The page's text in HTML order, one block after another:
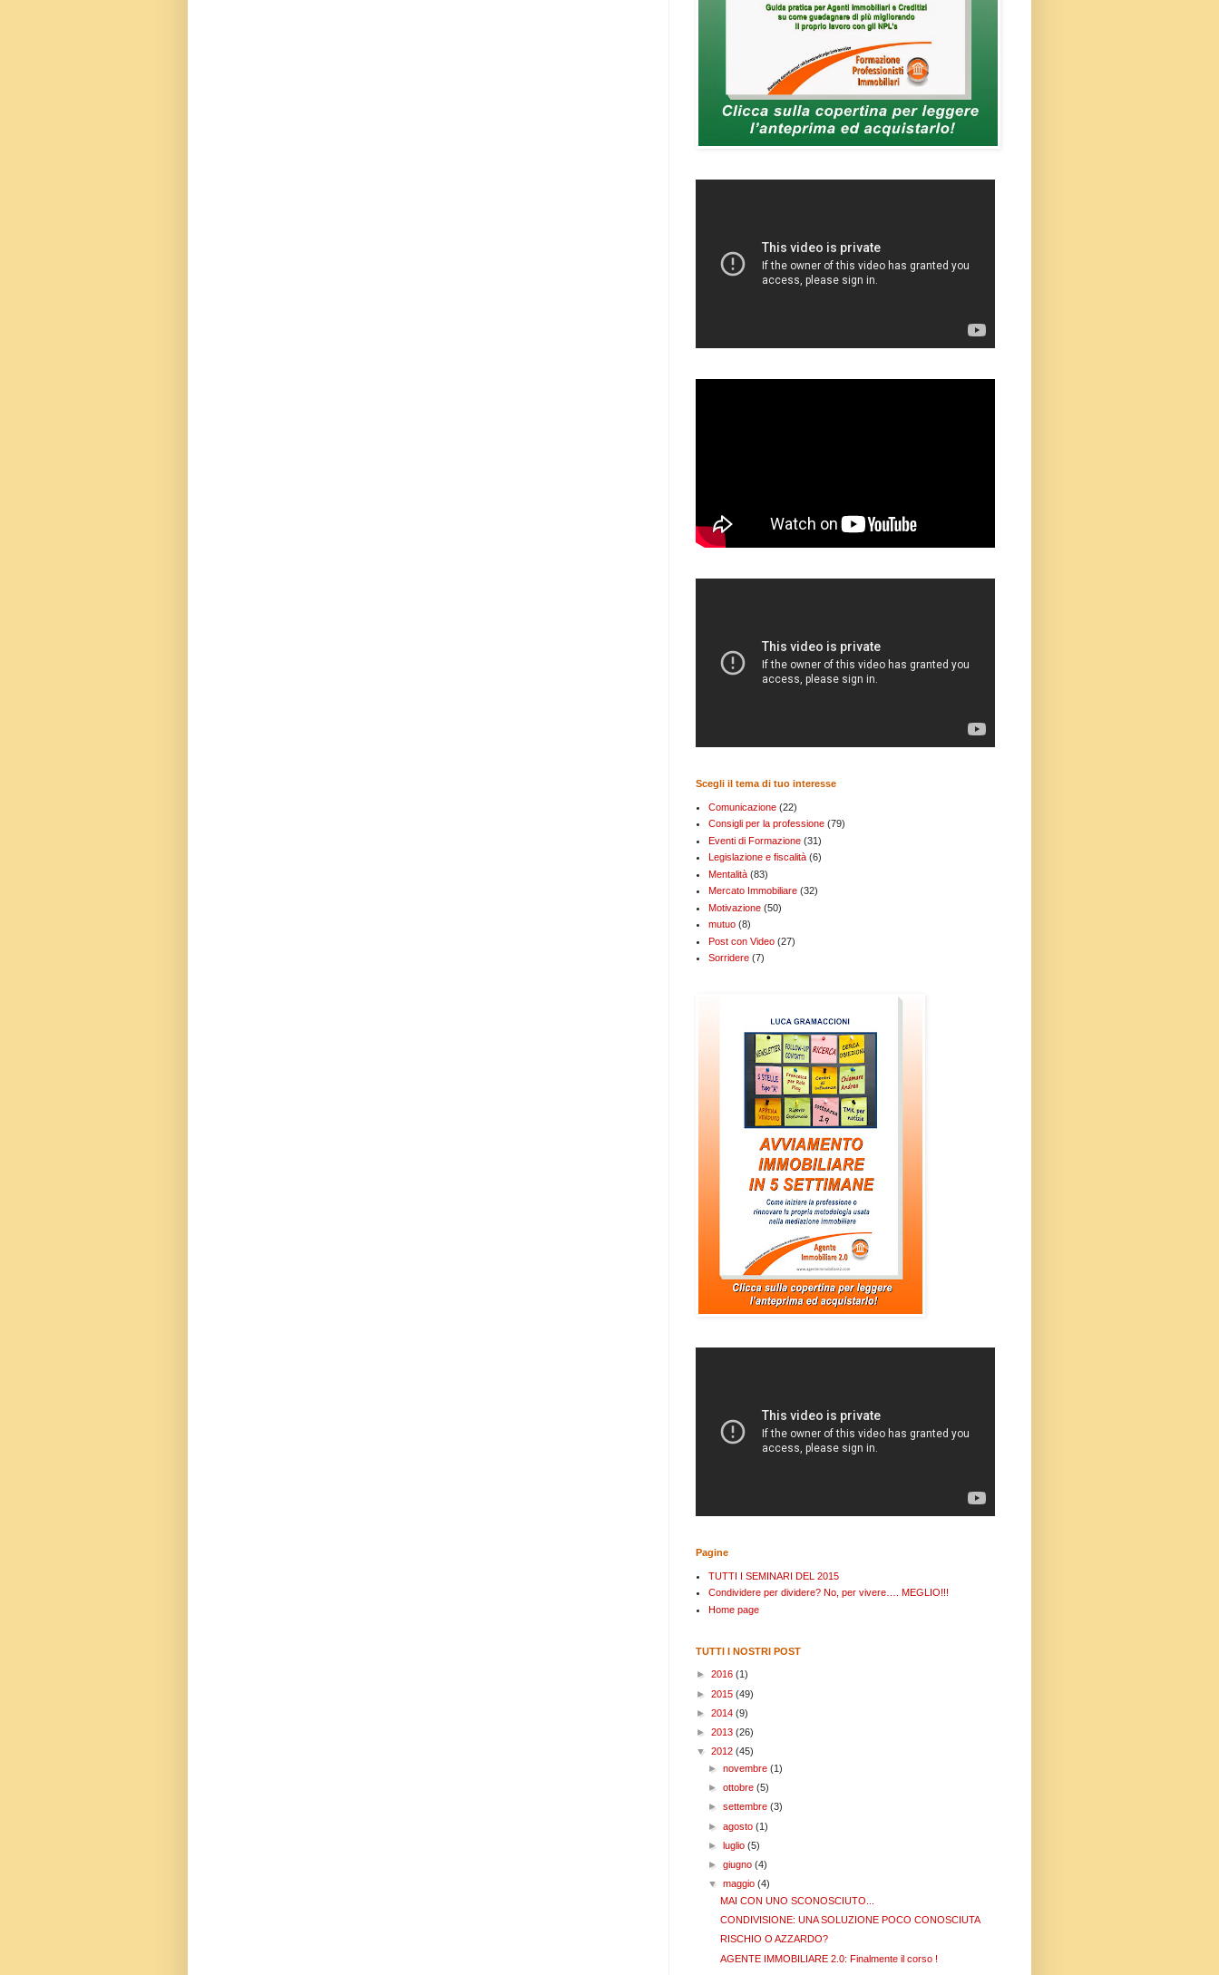
Scegli il tema di tuo interesse
Comunicazione (22)
Consigli per la professione (79)
Eventi di Formazione (31)
Legislazione e fiscalità (6)
Mentalità (83)
Mercato Immobiliare (32)
Motivazione (50)
mutuo (8)
Post con Video (27)
Sorridere (7)
Pagine
TUTTI I SEMINARI DEL 2015
Condividere per dividere? No, per vivere…. MEGLIO!!!
Home page
TUTTI I NOSTRI POST
► 2016 (1)
► 2015 (49)
► 2014 (9)
► 2013 (26)
▼ 2012 (45)
►novembre(1)
►ottobre(5)
►settembre(3)
►agosto(1)
►luglio(5)
►giugno(4)
▼maggio(4)
MAI CON UNO SCONOSCIUTO...
CONDIVISIONE: UNA SOLUZIONE POCO CONOSCIUTA
RISCHIO O AZZARDO?
AGENTE IMMOBILIARE 2.0: Finalmente il corso !